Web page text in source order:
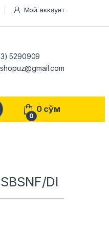
Мой аккаунт
5290909
0
0 сўм
DI